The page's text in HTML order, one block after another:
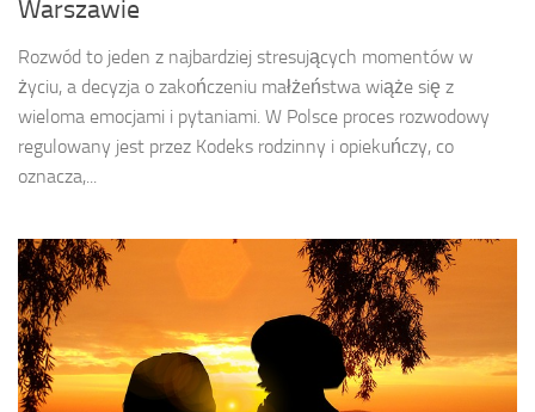
Warszawie
Rozwód to jeden z najbardziej stresujących momentów w
życiu, a decyzja o zakończeniu małżeństwa wiąże się z
wieloma emocjami i pytaniami. W Polsce proces rozwodowy
regulowany jest przez Kodeks rodzinny i opiekuńczy, co
oznacza,...